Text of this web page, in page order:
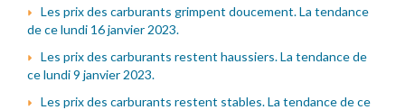
Les prix des carburants grimpent doucement. La tendance
de ce lundi 16 janvier 2023.
Les prix des carburants restent haussiers. La tendance de
ce lundi 9 janvier 2023.
Les prix des carburants restent stables. La tendance de ce